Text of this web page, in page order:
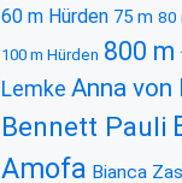
60 m Hürden 75 m 80
100 m Hürden 800 m
Lemke Anna von
Bennett Pauli
Amofa Bianca